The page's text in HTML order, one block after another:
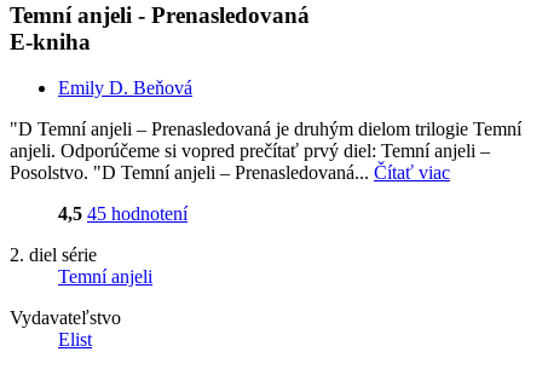
Temní anjeli - Prenasledovaná
E-kniha
Emily D. Beňová
"D Temní anjeli – Prenasledovaná je druhým dielom trilogie Temní
anjeli. Odporúčeme si vopred prečítať prvý diel: Temní anjeli –
Posolstvo. "D Temní anjeli – Prenasledovaná... Čítať viac
4,5 45 hodnotení
2. diel série
Temní anjeli
Vydavateľstvo
Elist